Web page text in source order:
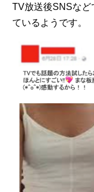
TV放送後SNSなど
ているようです。